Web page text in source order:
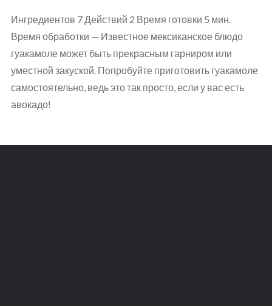
Ингредиентов 7 Действий 2 Время готовки 5 мин.
Время обработки — Известное мексиканское блюдо
гуакамоле может быть прекрасным гарниром или
уместной закуской. Попробуйте приготовить гуакамоле
самостоятельно, ведь это так просто, если у вас есть
авокадо!